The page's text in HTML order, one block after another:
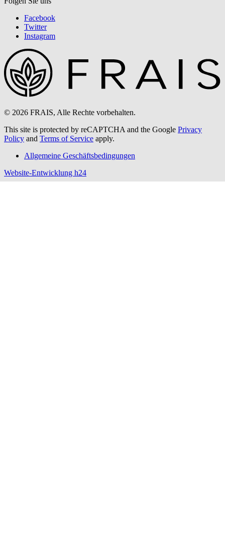
Facebook
Twitter
Instagram
© 2026 FRAIS, Alle Rechte vorbehalten.
This site is protected by reCAPTCHA and the Google Privacy
Policy and Terms of Service apply.
Allgemeine Geschäftsbedingungen
Website-Entwicklung h24